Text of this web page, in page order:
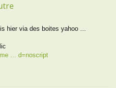
hier via des boites yahoo ...
... d=noscript